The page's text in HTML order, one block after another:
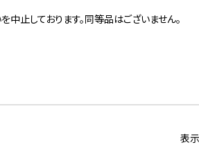
止しております。同等品はございません。
表